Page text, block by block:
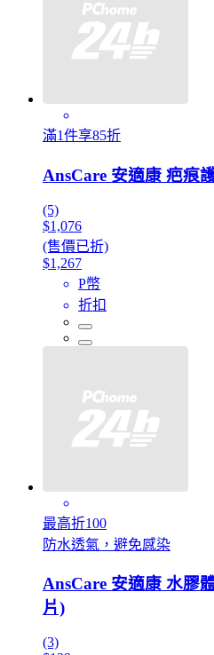
滿1件享85折
AnsCare 安適康 疤痕
(5)
$1,076
(售價已折)
$1,267
P幣
折扣
最高折100
防水透氣，避免感染
AnsCare 安適康 水膠
片)
(3)